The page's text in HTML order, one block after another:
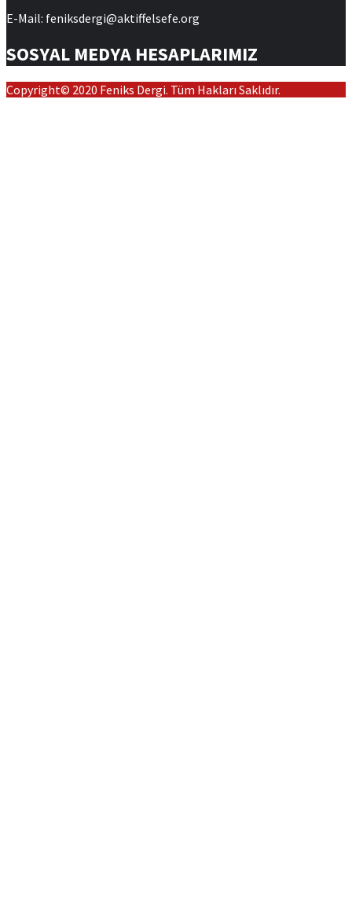
E-Mail: feniksdergi@aktiffelsefe.org
SOSYAL MEDYA HESAPLARIMIZ
Copyright© 2020 Feniks Dergi. Tüm Hakları Saklıdır.